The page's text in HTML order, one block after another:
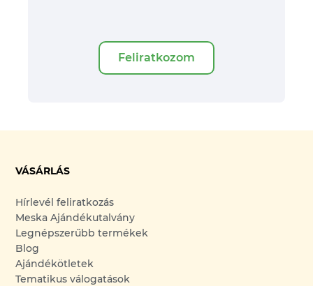
Feliratkozom
VÁSÁRLÁS
Hírlevél feliratkozás
Meska Ajándékutalvány
Legnépszerűbb termékek
Blog
Ajándékötletek
Tematikus válogatások